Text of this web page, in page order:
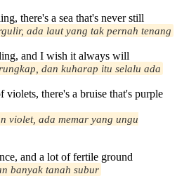
there's a sea that's never still
ada laut yang tak pernah tenang
and I wish it always will
dan kuharap itu selalu ada
violets, there's a bruise that's purple
violet, ada memar yang ungu
and a lot of fertile ground
banyak tanah subur